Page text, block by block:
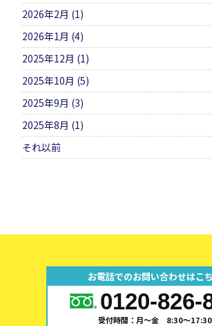
2026年2月 (1)
2026年1月 (4)
2025年12月 (1)
2025年10月 (5)
2025年9月 (3)
2025年8月 (1)
それ以前
お電話でのお問い合わせはこ
0120-826-
受付時間：月～金 8:30～17:30